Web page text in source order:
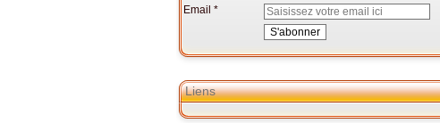
Email
Liens